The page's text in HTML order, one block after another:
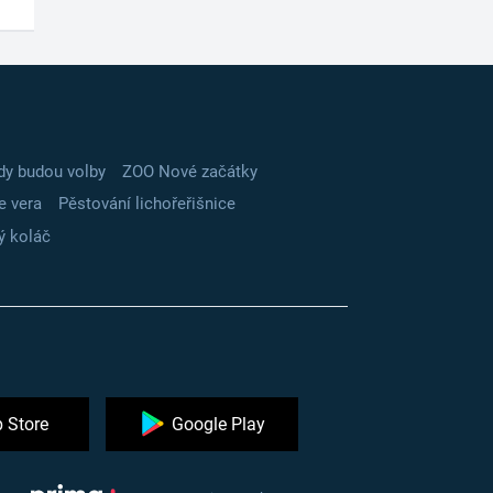
budou volby
ZOO Nové začátky
vera
Pěstování lichořeřišnice
koláč
Store Google Play